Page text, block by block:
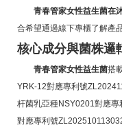
青春管家女性益生菌在
合希望通過線下專櫃了解產
核心成分與菌株邏
青春管家女性益生菌搭
YRK-12對應專利號
杆菌乳亞種NSY0201對應
對應專利號